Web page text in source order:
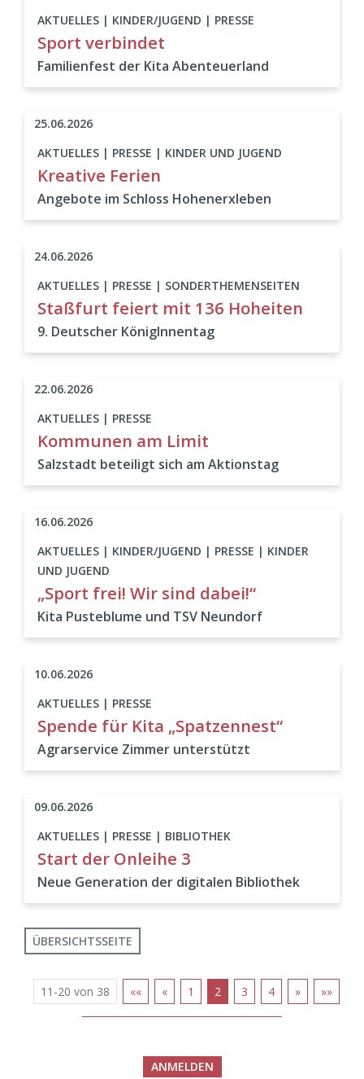
AKTUELLES | KINDER/JUGEND | PRESSE
Sport verbindet
Familienfest der Kita Abenteuerland
AKTUELLES | PRESSE | KINDER UND JUGEND
Kreative Ferien
Angebote im Schloss Hohenerxleben
25.06.2026
AKTUELLES | PRESSE | SONDERTHEMENSEITEN
Staßfurt feiert mit 136 Hoheiten
9. Deutscher KönigInnentag
24.06.2026
AKTUELLES | PRESSE
Kommunen am Limit
Salzstadt beteiligt sich am Aktionstag
22.06.2026
AKTUELLES | KINDER/JUGEND | PRESSE | KINDER
UND JUGEND
„Sport frei! Wir sind dabei!“
Kita Pusteblume und TSV Neundorf
16.06.2026
AKTUELLES | PRESSE
Spende für Kita „Spatzennest“
Agrarservice Zimmer unterstützt
10.06.2026
AKTUELLES | PRESSE | BIBLIOTHEK
Start der Onleihe 3
Neue Generation der digitalen Bibliothek
09.06.2026
ÜBERSICHTSSEITE
11-20 von 38 «« « 1 2 3 4 » »»
ANMELDEN